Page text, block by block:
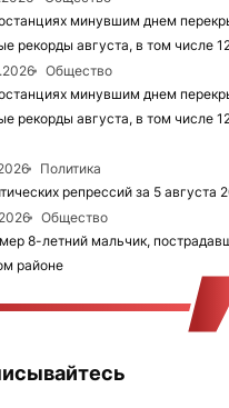
минувшим днем
рекорды августа, в том числе
Общество
минувшим днем
рекорды августа, в том числе
Политика
репрессий за 5 августа
Общество
8-летний мальчик,
районе